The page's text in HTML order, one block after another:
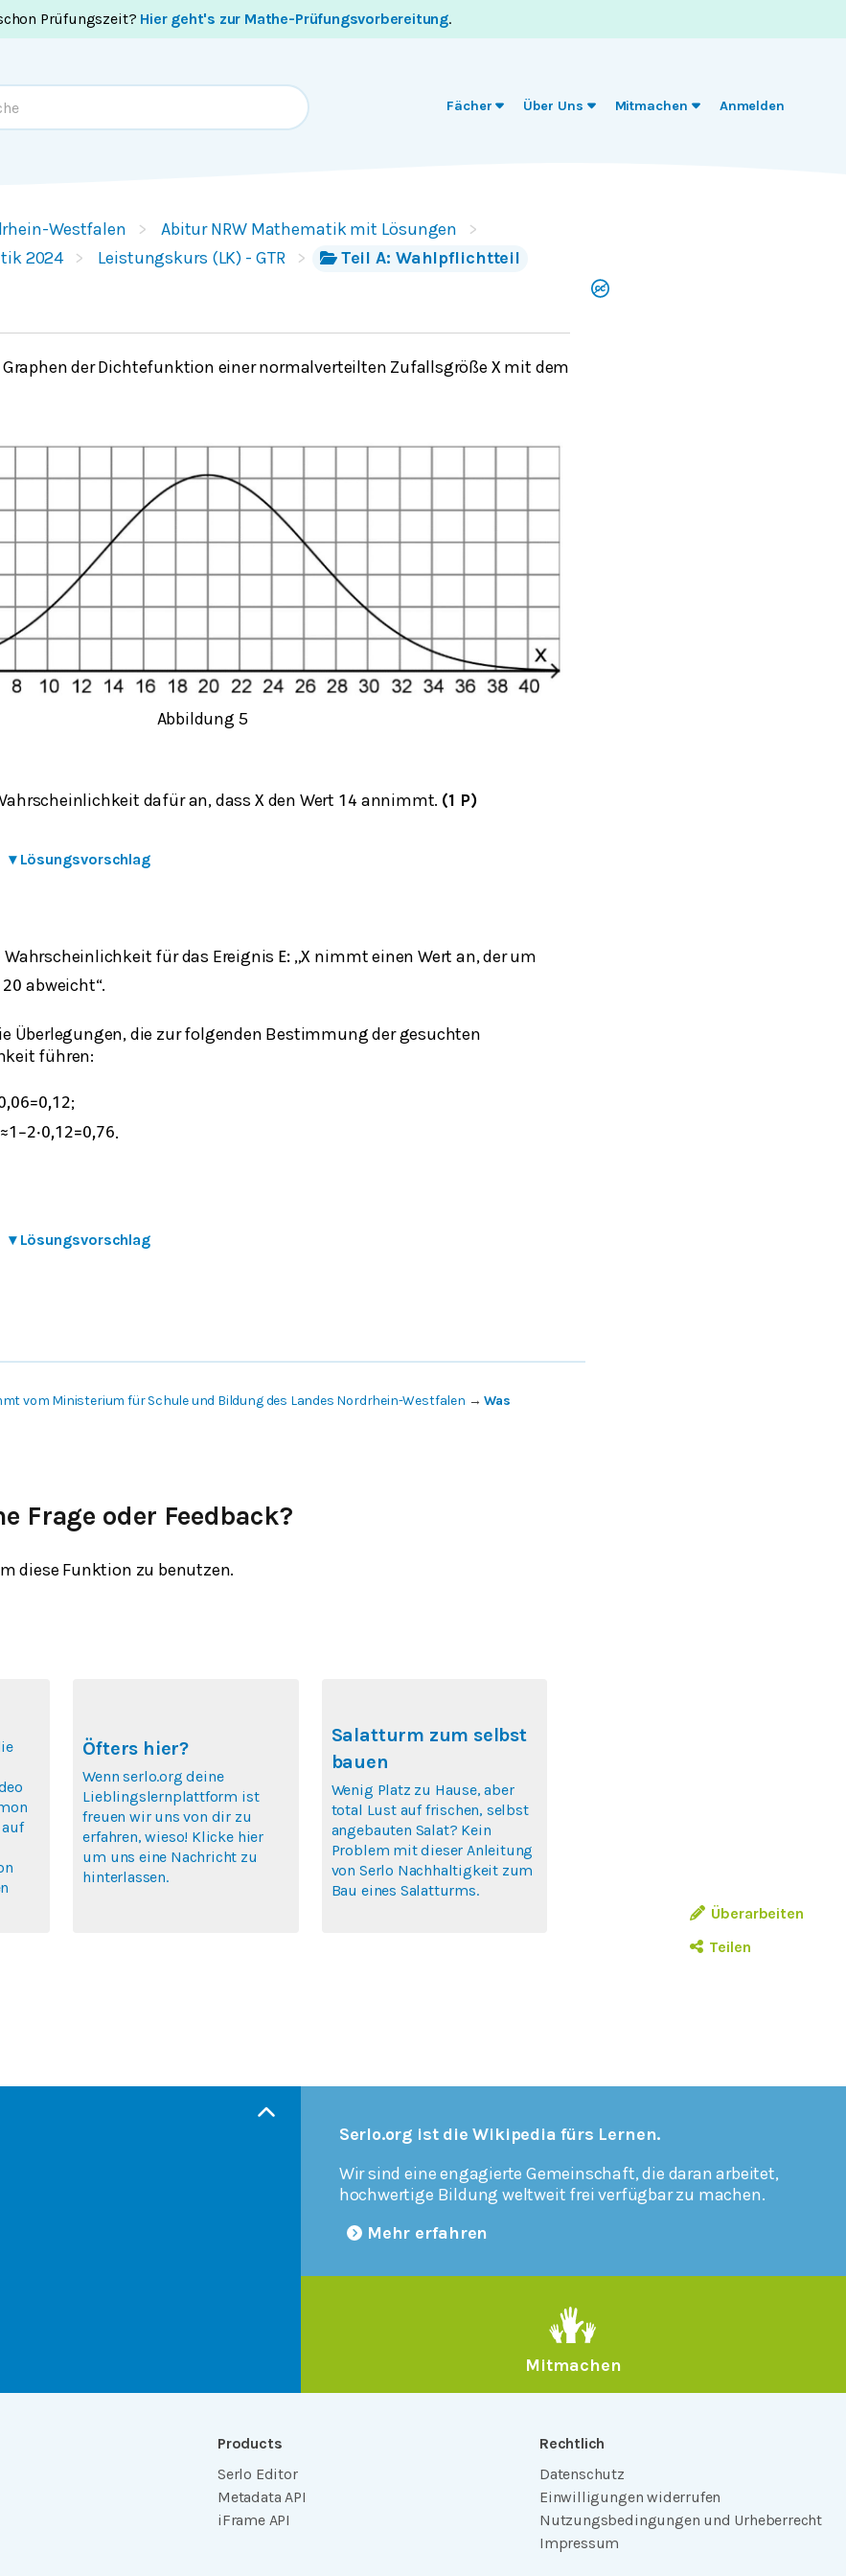
Prüfungszeit? Hier geht's zur Mathe-Prüfungsvorbereitung.
Fächer Über Uns Mitmachen Anmelden
Westfalen
Abitur NRW Mathematik mit Lösungen
2024
Leistungskurs (LK) - GTR Teil A: Wahlpflichtteil
der Dichtefunktion einer normalverteilten Zufallsgröße Xmit dem
Abbildung 5
dafür an, dass Xden Wert 14 annimmt. (1 P)
▾ Lösungsvorschlag
für das Ereignis E: „⁣X nimmt einen Wert an, der um
20 abweicht“.
Überlegungen, die zur folgenden Bestimmung der gesuchten
führen:
=0,12;
≈1 −2⋅0,12=0,76.
▾ Lösungsvorschlag
Überarbeiten
Teilen
vom Ministerium für Schule und Bildung des Landes Nordrhein-Westfalen →Was
Frage oder Feedback?
diese Funktion zu benutzen.
Öfters hier?
Wenn serlo.org deine
Lieblingslernplattform ist
freuen wir uns von dir zu
erfahren, wieso! Klicke hier
um uns eine Nachricht zu
hinterlassen.
Salatturm zum selbst
bauen
Wenig Platz zu Hause, aber
total Lust auf frischen, selbst
angebauten Salat? Kein
Problem mit dieser Anleitung
von Serlo Nachhaltigkeit zum
Bau eines Salatturms.
Serlo.org ist die Wikipedia fürs Lernen.
Wir sind eine engagierte Gemeinschaft, die daran arbeitet,
hochwertige Bildung weltweit frei verfügbar zu machen.
Mehr erfahren
Mitmachen
Products
Serlo Editor
Metadata API
iFrame API
Rechtlich
Datenschutz
Einwilligungen widerrufen
Nutzungsbedingungen und Urheberrecht
Impressum